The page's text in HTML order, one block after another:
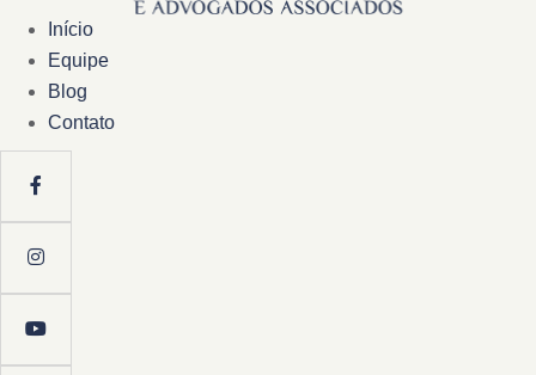
Início
Equipe
Blog
Contato